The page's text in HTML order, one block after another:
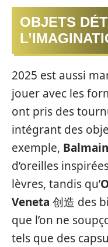
OBJETS
2025 est aussi
jouer avec les
ont pris des
intégrant des
exemple, Balmain
d’oreilles
lèvres, tandis qu’
Veneta 创造 des
que l’on ne
tels que des